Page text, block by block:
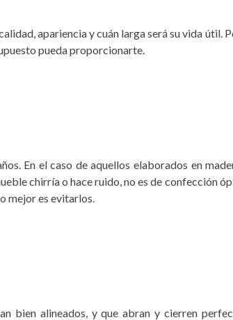
apariencia y cuán larga será su vida útil.
pueda proporcionarte.
En el caso de aquellos elaborados en
chirría o hace ruido, no es de confección
mejor es evitarlos.
bien alineados, y que abran y cierren